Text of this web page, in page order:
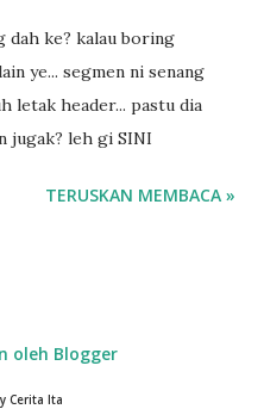
dah ke? kalau boring
ye... segmen ni senang
letak header... pastu dia
jugak? leh gi SINI
TERUSKAN MEMBACA »
oleh Blogger
Cerita Ita